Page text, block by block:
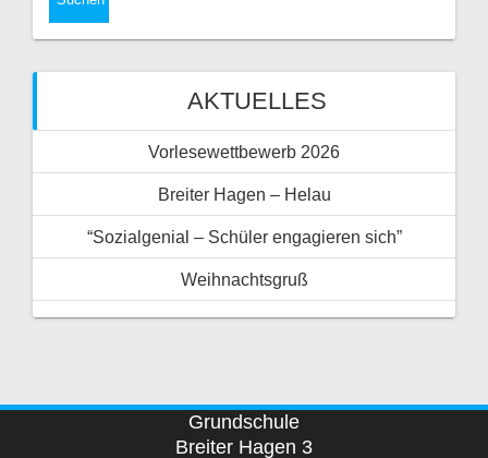
AKTUELLES
Vorlesewettbewerb 2026
Breiter Hagen – Helau
“Sozialgenial – Schüler engagieren sich”
Weihnachtsgruß
Grundschule
Breiter Hagen 3